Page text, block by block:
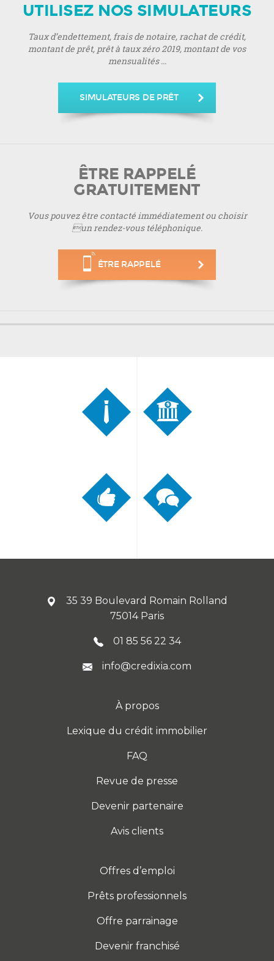
UTILISEZ NOS SIMULATEURS
Taux d’endettement, frais de notaire, rachat de crédit,
montant de prêt, prêt à taux zéro 2019, montant de vos
mensualités ...
SIMULATEURS DE PRÊT
ÊTRE RAPPELÉ
GRATUITEMENT
Vous pouvez être contacté immédiatement ou choisir
un rendez-vous téléphonique.
ÊTRE RAPPELÉ
35 39 Boulevard Romain Rolland
75014 Paris
01 85 56 22 34
info@credixia.com
À propos
Lexique du crédit immobilier
FAQ
Revue de presse
Devenir partenaire
Avis clients
Offres d’emploi
Prêts professionnels
Offre parrainage
Devenir franchisé